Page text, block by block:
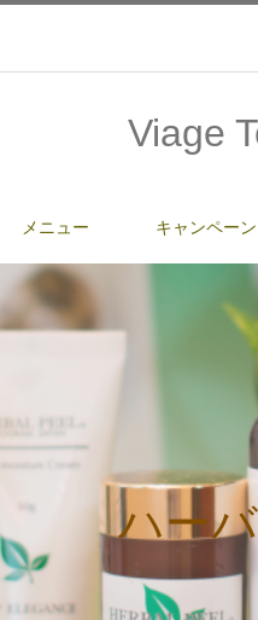
Viage
メニュー キャンペーン
ハー